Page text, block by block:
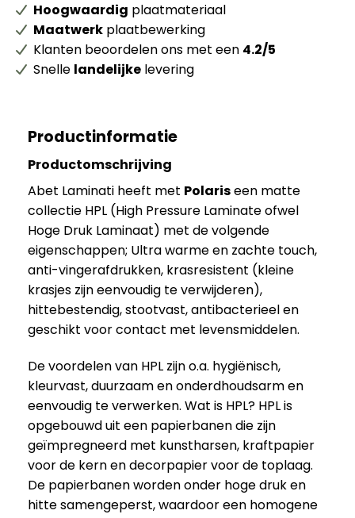
Hoogwaardig plaatmateriaal
Maatwerk plaatbewerking
Klanten beoordelen ons met een 4.2/5
Snelle landelijke levering
Productinformatie
Productomschrijving
Abet Laminati heeft met Polariseen matte
collectie HPL (High Pressure Laminate ofwel
Hoge Druk Laminaat) met de volgende
eigenschappen; Ultra warme en zachte touch,
anti-vingerafdrukken, krasresistent (kleine
krasjes zijn eenvoudig te verwijderen),
hittebestendig, stootvast, antibacterieel en
geschikt voor contact met levensmiddelen.
De voordelen van HPL zijn o.a. hygiënisch,
kleurvast, duurzaam en onderdhoudsarm en
eenvoudig te verwerken. Wat is HPL? HPL is
opgebouwd uit een papierbanen die zijn
geïmpregneerd met kunstharsen, kraftpapier
voor de kern en decorpapier voor de toplaag.
De papierbanen worden onder hoge druk en
hitte samengeperst, waardoor een homogene